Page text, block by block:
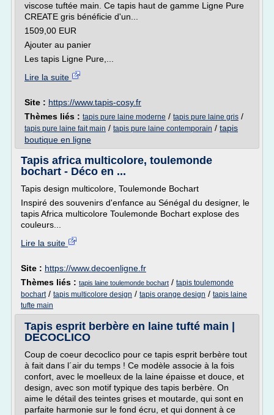
viscose tuftée main. Ce tapis haut de gamme Ligne Pure
CREATE gris bénéficie d'un...
1509,00 EUR
Ajouter au panier
Les tapis Ligne Pure,...
Lire la suite
Site : https://www.tapis-cosy.fr
Thèmes liés : tapis pure laine moderne / tapis pure laine gris /
tapis pure laine fait main / tapis pure laine contemporain / tapis
boutique en ligne
Tapis africa multicolore, toulemonde
bochart - Déco en ...
Tapis design multicolore, Toulemonde Bochart
Inspiré des souvenirs d'enfance au Sénégal du designer, le
tapis Africa multicolore Toulemonde Bochart explose des
couleurs...
Lire la suite
Site : https://www.decoenligne.fr
Thèmes liés : tapis laine toulemonde bochart / tapis toulemonde
bochart/ tapis multicolore design / tapis orange design / tapis laine
tufte main
Tapis esprit berbère en laine tufté main |
DECOCLICO
Coup de coeur decoclico pour ce tapis esprit berbère tout
à fait dans l´air du temps ! Ce modèle associe à la fois
confort, avec le moelleux de la laine épaisse et douce, et
design, avec son motif typique des tapis berbère. On
aime le détail des teintes grises et moutarde, qui sont en
parfaite harmonie sur le fond écru, et qui donnent à ce